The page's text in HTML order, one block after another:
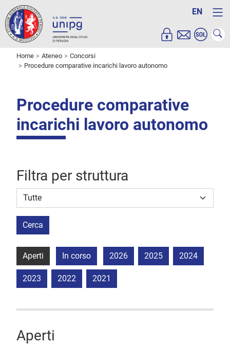
EN
Home Ateneo
Concorsi
Procedure comparative incarichi lavoro autonomo
Procedure comparative
incarichi lavoro autonomo
Filtra per struttura
Struttura stipulante
Cerca
Aperti In corso 2026 2025 2024
2023 2022 2021
Aperti